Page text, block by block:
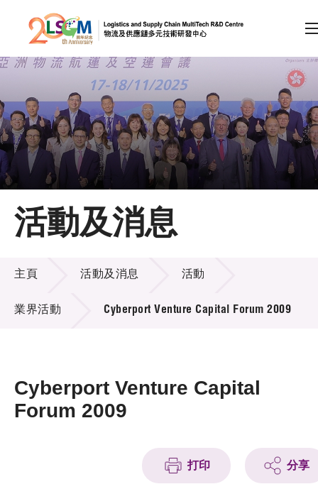
跳到內容（按回車鍵）
會員登入
A A EN 繁 简
主頁
關於LSCM
技術商品化
項目及資助計劃
活動及消息
獎項
活動及消息
活動及消息
主頁 活動及消息 活動
業界活動 Cyberport Venture Capital Forum 2009
Cyberport Venture Capital
Forum 2009
打印 分享